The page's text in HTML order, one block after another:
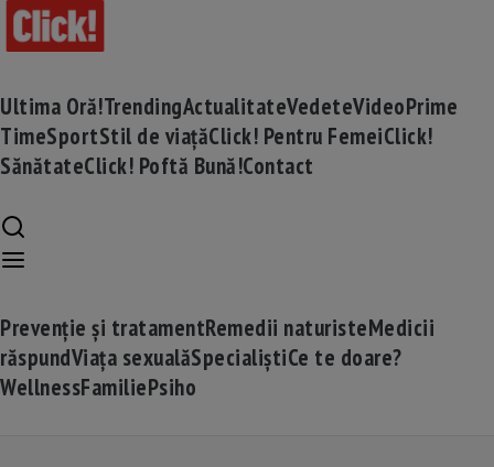
Ultima Oră!TrendingActualitateVedeteVideoPrime
TimeSportStil de viațăClick! Pentru FemeiClick!
SănătateClick! Poftă Bună!Contact
Prevenție și tratamentRemedii naturisteMedicii
răspundViața sexualăSpecialiștiCe te doare?
WellnessFamiliePsiho